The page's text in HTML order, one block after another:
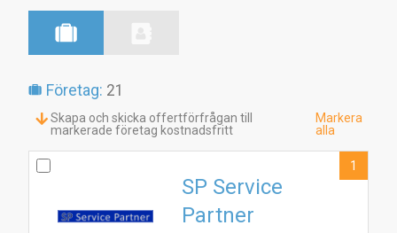
Företag: 21
Skapa och skicka offertförfrågan till
markerade företag kostnadsfritt
Markera
alla
SP Service
Partner
1